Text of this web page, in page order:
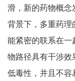
滑，新的药物概念
背景下，多重药理
能紧密的联系在一
物路径具有干涉效
低毒性，并且不容